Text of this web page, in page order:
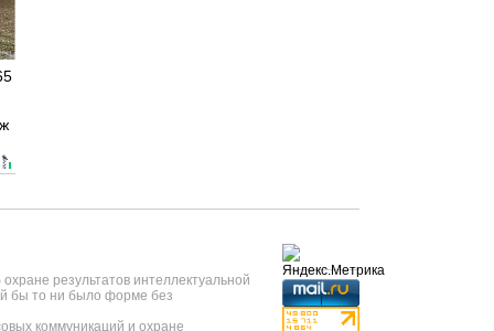
результатов интеллектуальной
бы то ни было форме без
коммуникаций и охране